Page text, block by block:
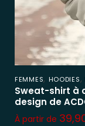
FEMMES, HOODIES,
Sweat-shirt à
design de
À partir de